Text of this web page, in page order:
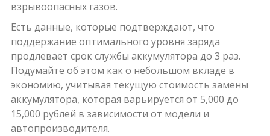
взрывоопасных газов.
Есть данные, которые подтверждают, что
поддержание оптимального уровня заряда
продлевает срок службы аккумулятора до 3 раз.
Подумайте об этом как о небольшом вкладе в
экономию, учитывая текущую стоимость замены
аккумулятора, которая варьируется от 5,000 до
15,000 рублей в зависимости от модели и
автопроизводителя.